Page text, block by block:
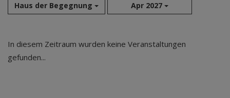
Haus der Begegnung Apr 2027
Aug 2026
In diesem Zeitraum wurden keine Veranstaltungen
gefunden...